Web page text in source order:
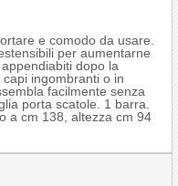
e comodo da usare.
per aumentarne
dopo la
ingombranti o in
facilmente senza
porta scatole. 1 barra.
a cm 138, altezza cm 94